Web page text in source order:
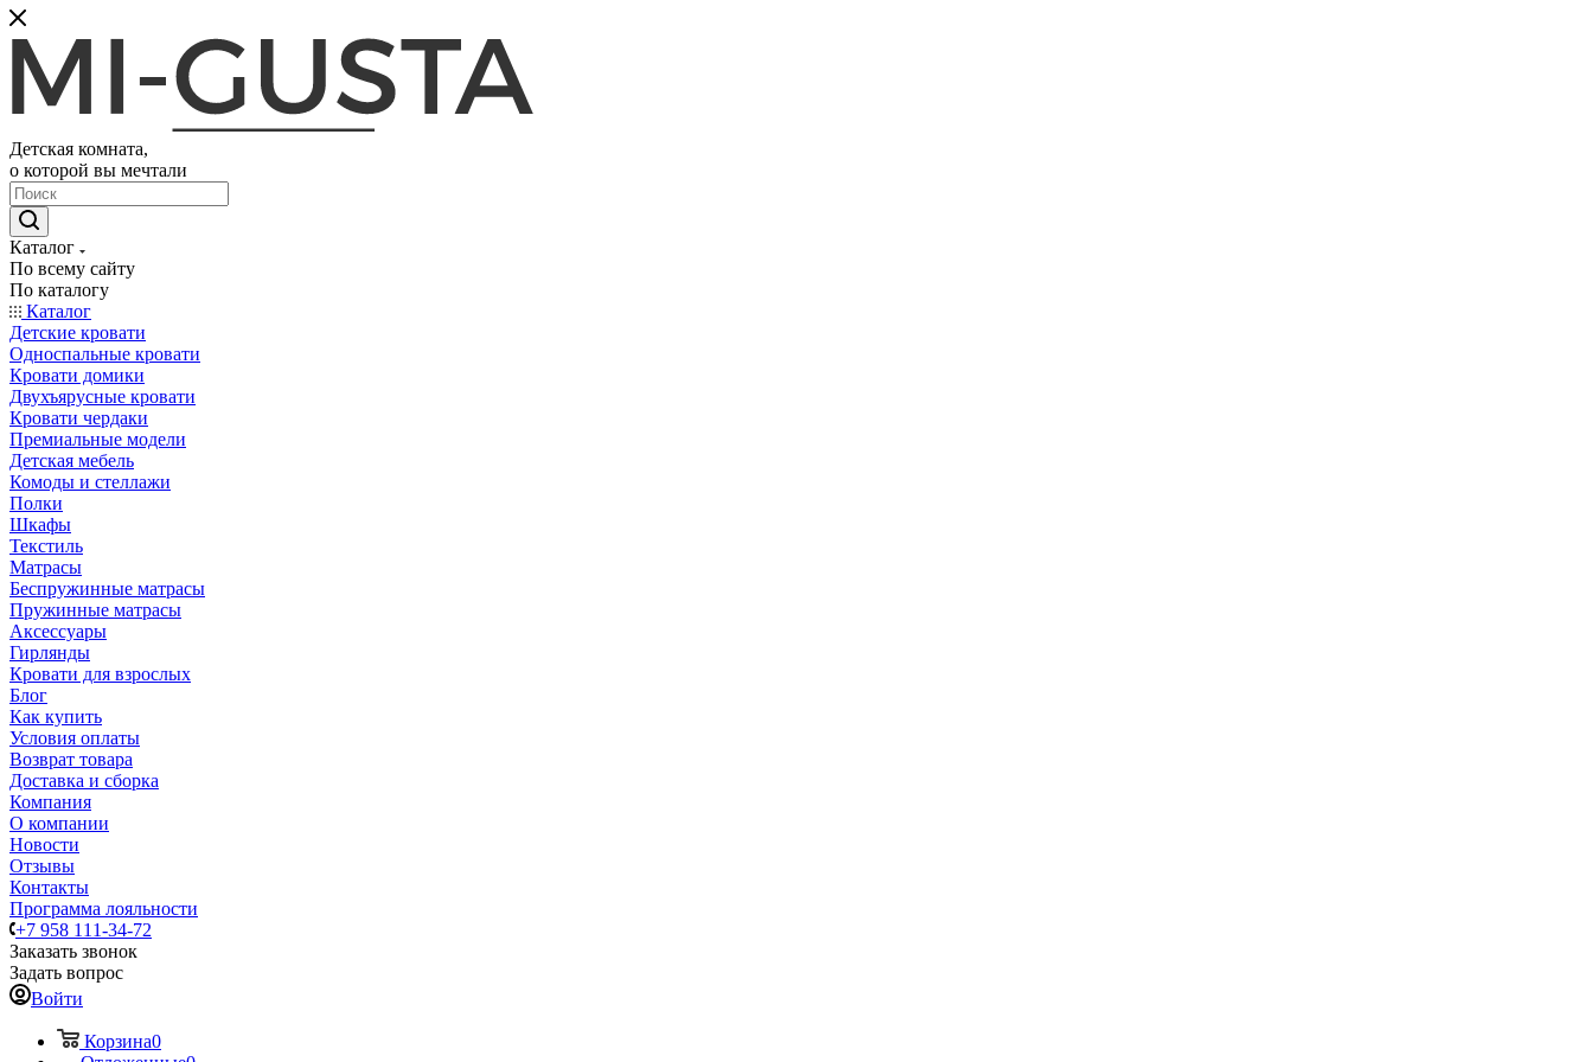
Детская комната,
о которой вы мечтали
Каталог
По всему сайту
По каталогу
Каталог
Детские кровати
Односпальные кровати
Кровати домики
Двухъярусные кровати
Кровати чердаки
Премиальные модели
Детская мебель
Комоды и стеллажи
Полки
Шкафы
Текстиль
Матрасы
Беспружинные матрасы
Пружинные матрасы
Аксессуары
Гирлянды
Кровати для взрослых
Блог
Как купить
Условия оплаты
Возврат товара
Доставка и сборка
Компания
О компании
Новости
Отзывы
Контакты
Программа лояльности
+7 958 111-34-72
Заказать звонок
Задать вопрос
Войти
Корзина0